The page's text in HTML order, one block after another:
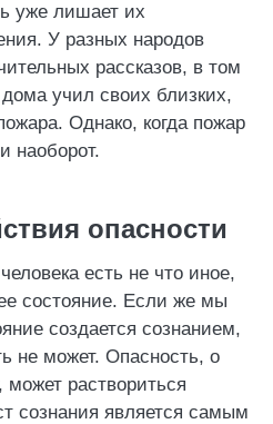
уже лишает их
У разных народов
рассказов, в том
учил своих близких,
Однако, когда пожар
наоборот.
опасности
есть не что иное,
состояние. Если же мы
создается сознанием,
не может. Опасность, о
может раствориться
сознания является самым